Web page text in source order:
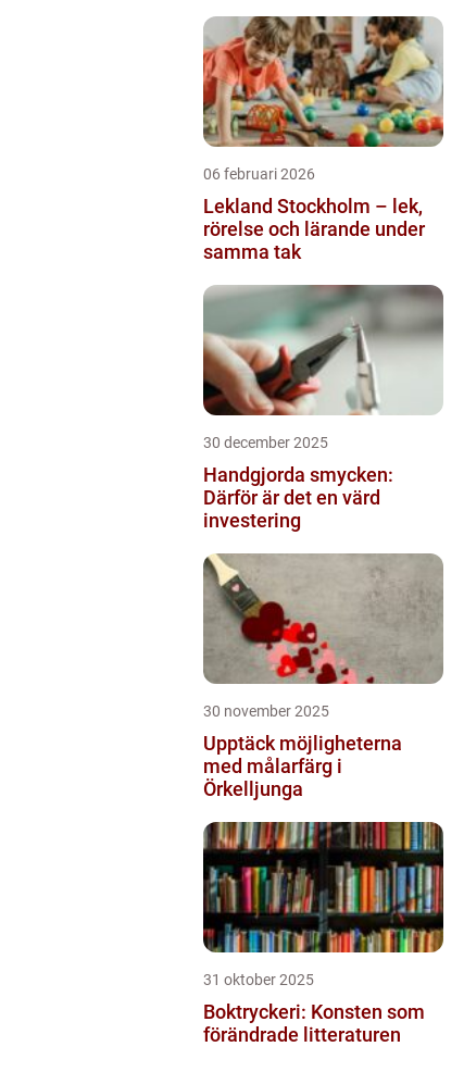
06 februari 2026
Lekland Stockholm – lek,
rörelse och lärande under
samma tak
30 december 2025
Handgjorda smycken:
Därför är det en värd
investering
30 november 2025
Upptäck möjligheterna
med målarfärg i
Örkelljunga
31 oktober 2025
Boktryckeri: Konsten som
förändrade litteraturen